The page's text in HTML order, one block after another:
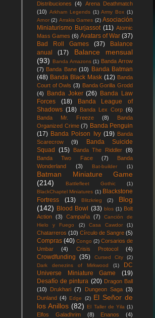
Distribuciones
(4)
Arena Deathmatch
(10) Arkham Legends (1) Army Box (1)
Arnor (2) Arrakis Games (2) Asociación
Miniaturismo Burjassot (11) Atomic
Mass Games (6) Avatars of War (37)
Bad Roll Games
(37)
Balance
anual
(17)
Balance mensual
(93)
Banda Amazons (1) Banda Arrow
(7) Banda Bane (10)
Banda Batman
(48) Banda Black Mask (12) Banda
Court of Owls (3) Banda Gorilla Grodd
(4)
Banda Joker (26) Banda Law
Forces
(18)
Banda League of
Shadows (18) Banda Lex Corp (6)
Banda Mr. Freeze
(8)
Banda
Organized Crime (7) Banda Penguin
(17) Banda Poison Ivy (19) Banda
Scarecrow
(9)
Banda Suicide
Squad
(15) Banda The Riddler (8)
Banda Two Face
(7)
Banda
Wonderland
(3) Bat-builder (1)
Batman Miniature Game
(214)
Battlefleet Gothic
(1)
BlackChaptel Miniatures (1) Blackstone
Fortress
(13) Blitzkrieg (2)
Blog
(142) Blood Bowl (33) blos (1) Bolt
Action (3) Campaña (7)
Canción de
Hielo y Fuego
(2) Casa Cawdor (1)
Chatarreros (10) Círculo de Sangre (5)
Compras (40) Congo (2) Corsarios de
Umbar
(4) Crisis Protocol (4)
Crowdfunding (35) Cursed City
(2)
Dark denezins of Mirkwood
(1)
DC
Universe Miniature Game
(19)
Desafío de pintura (20) Dragon Ball
(10)
Drukhari (7) Dungeon Saga (3)
Dunland (4) Edge (2) El Señor de
los Anillos (82) El Taller de Yila (1)
Elfos Galadhrim (8) Enanos
(4)